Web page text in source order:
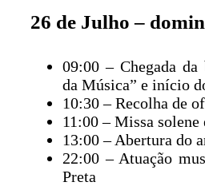
26 de Julho –
09:00 – Chegada da
da Música” e início
10:30 – Recolha de
11:00 – Missa solene
13:00 – Abertura do
22:00 – Atuação
Preta